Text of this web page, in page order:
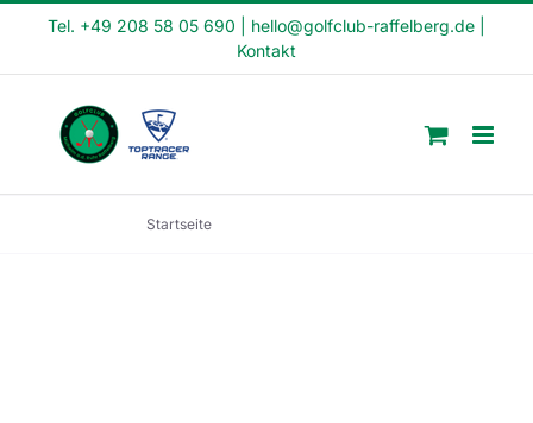
Tel. +49 208 58 05 690 hello@golfclub-raffelberg.de
Kontakt
Startseite